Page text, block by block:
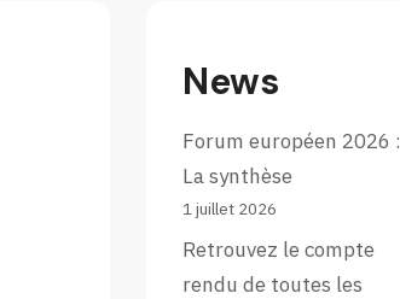
News
Forum européen 2026 :
La synthèse
1 juillet 2026
Retrouvez le compte
rendu de toutes les